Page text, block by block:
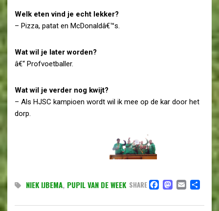
Welk eten vind je echt lekker?
– Pizza, patat en McDonaldâ€™s.
Wat wil je later worden?
â€“ Profvoetballer.
Wat wil je verder nog kwijt?
– Als HJSC kampioen wordt wil ik mee op de kar door het
dorp.
NIEK IJBEMA, PUPIL VAN DE WEEK SHARE